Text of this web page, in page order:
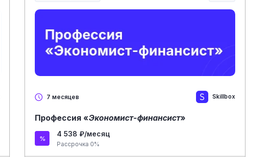
7 месяцев Skillbox
Профессия «Экономист-финансист»
4 538 ₽/месяц
Рассрочка 0%